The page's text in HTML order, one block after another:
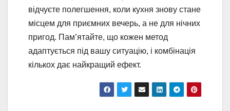
відчуєте полегшення, коли кухня знову стане
місцем для приємних вечерь, а не для нічних
пригод. Пам’ятайте, що кожен метод
адаптується під вашу ситуацію, і комбінація
кількох дає найкращий ефект.